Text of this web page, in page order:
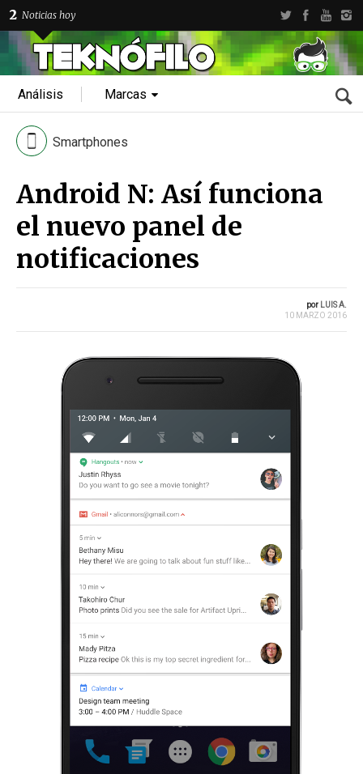
2 Noticias hoy
Análisis Marcas
Smartphones
Android N: Así funciona
el nuevo panel de
notificaciones
por LUIS A.
10 MARZO 2016